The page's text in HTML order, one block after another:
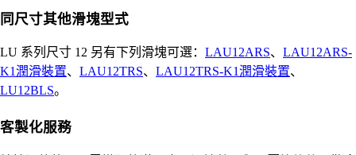
同尺寸其他滑塊型式
LU 系列尺寸 12 另有下列滑塊可選： LAU12ARS、 LAU12ARS-
K1潤滑裝置、 LAU12TRS、 LAU12TRS-K1潤滑裝置、
LU12BLS。
客製化服務